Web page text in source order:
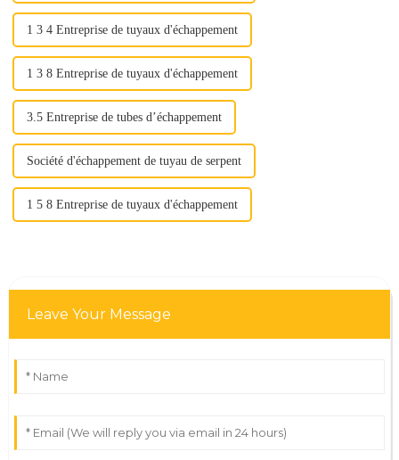
1 3 4 Entreprise de tuyaux d'échappement
1 3 8 Entreprise de tuyaux d'échappement
3.5 Entreprise de tubes d’échappement
Société d'échappement de tuyau de serpent
1 5 8 Entreprise de tuyaux d'échappement
Leave Your Message